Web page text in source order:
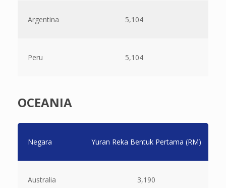
Argentina 5,104
Peru 5,104
OCEANIA
Negara Yuran Reka Bentuk Pertama (RM)
Australia 3,190